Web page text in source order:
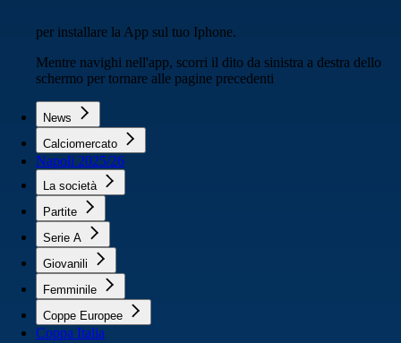
per installare la App sul tuo Iphone.
Mentre navighi nell'app, scorri il dito da sinistra a destra dello
schermo per tornare alle pagine precedenti
News
Calciomercato
Napoli 2025/26
La società
Partite
Serie A
Giovanili
Femminile
Coppe Europee
Coppa Italia